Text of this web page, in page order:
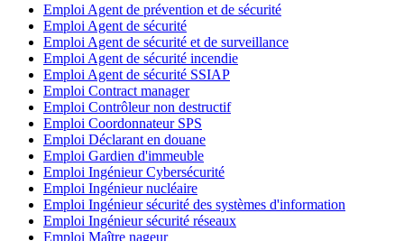
Emploi Agent de prévention et de sécurité
Emploi Agent de sécurité
Emploi Agent de sécurité et de surveillance
Emploi Agent de sécurité incendie
Emploi Agent de sécurité SSIAP
Emploi Contract manager
Emploi Contrôleur non destructif
Emploi Coordonnateur SPS
Emploi Déclarant en douane
Emploi Gardien d'immeuble
Emploi Ingénieur Cybersécurité
Emploi Ingénieur nucléaire
Emploi Ingénieur sécurité des systèmes d'information
Emploi Ingénieur sécurité réseaux
Emploi Maître nageur